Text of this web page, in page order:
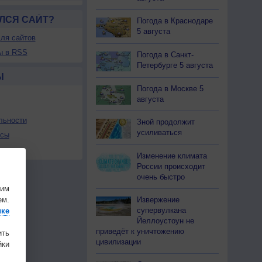
САЙТ?
сайтов
в RSS
Погода в Краснодаре
5 августа
Погода в Санкт-
Петербурге 5 августа
Погода в Москве 5
августа
Зной продолжит
усиливаться
Изменение климата
России происходит
очень быстро
Извержение
супервулкана
Йеллоустоун не
приведёт к уничтожению
цивилизации